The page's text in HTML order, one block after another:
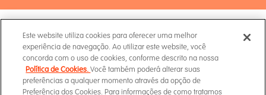
Termos de Uso
Este website utiliza cookies para oferecer uma melhor
experiência de navegação. Ao utilizar este website, você
concorda com o uso de cookies, conforme descrito na nossa
Política de Cookies.Você também poderá alterar suas
preferências a qualquer momento através da opção de
Preferência dos Cookies. Para informações de como tratamos